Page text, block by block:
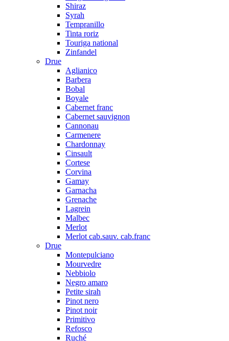
Shiraz
Syrah
Tempranillo
Tinta roriz
Touriga national
Zinfandel
Drue
Aglianico
Barbera
Bobal
Boyale
Cabernet franc
Cabernet sauvignon
Cannonau
Carmenere
Chardonnay
Cinsault
Cortese
Corvina
Gamay
Garnacha
Grenache
Lagrein
Malbec
Merlot
Merlot cab.sauv. cab.franc
Drue
Montepulciano
Mourvedre
Nebbiolo
Negro amaro
Petite sirah
Pinot nero
Pinot noir
Primitivo
Refosco
Ruché